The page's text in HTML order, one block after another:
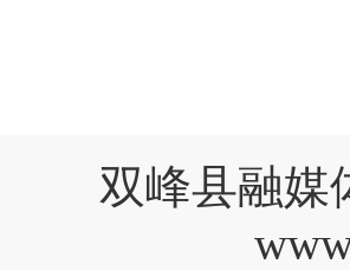
双峰县融媒